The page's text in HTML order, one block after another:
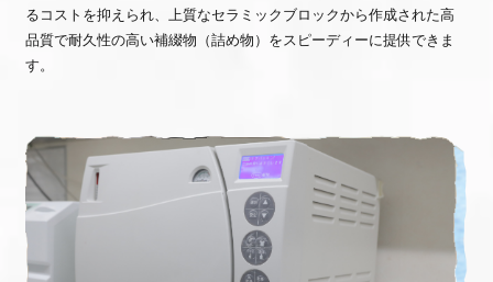
るコストを抑えられ、上質なセラミックブロックから作成された高
品質で耐久性の高い補綴物（詰め物）をスピーディーに提供できま
す。